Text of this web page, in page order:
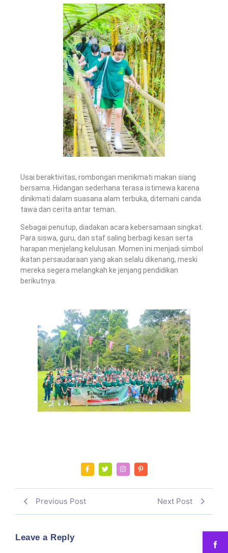
Usai beraktivitas, rombongan menikmati makan siang
bersama. Hidangan sederhana terasa istimewa karena
dinikmati dalam suasana alam terbuka, ditemani canda
tawa dan cerita antar teman.
Sebagai penutup, diadakan acara kebersamaan singkat.
Para siswa, guru, dan staf saling berbagi kesan serta
harapan menjelang kelulusan. Momen ini menjadi simbol
ikatan persaudaraan yang akan selalu dikenang, meski
mereka segera melangkah ke jenjang pendidikan
berikutnya.
Previous Post Next Post
Leave a Reply